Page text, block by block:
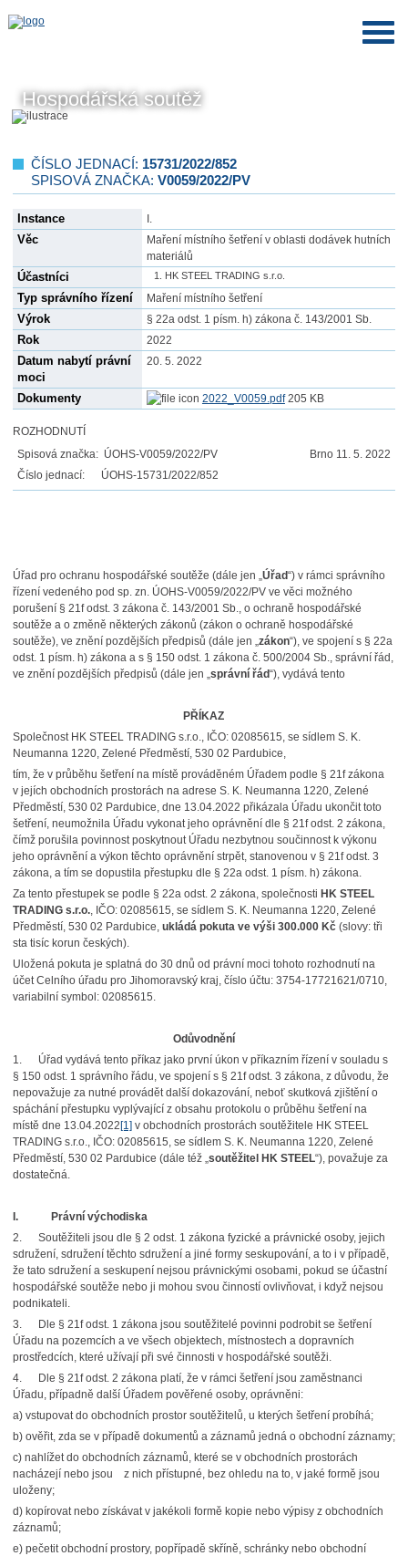
Hospodářská soutěž
ČÍSLO JEDNACÍ: 15731/2022/852
SPISOVÁ ZNAČKA: V0059/2022/PV
Instance I.
Věc
Maření místního šetření v oblasti dodávek hutních
materiálů
Účastníci HK STEEL TRADING s.r.o.
Typ správního řízení Maření místního šetření
Výrok § 22a odst. 1 písm. h) zákona č. 143/2001 Sb.
Rok 2022
Datum nabytí právní
moci
20. 5. 2022
Dokumenty 2022_V0059.pdf205 KB
ROZHODNUTÍ
Spisová značka: ÚOHS-V0059/2022/PV
Číslo jednací: ÚOHS-15731/2022/852
Brno 11. 5. 2022
Úřad pro ochranu hospodářské soutěže (dále jen „Úřad“) v rámci správního
řízení vedeného pod sp. zn. ÚOHS-V0059/2022/PV ve věci možného
porušení § 21f odst. 3 zákona č. 143/2001 Sb., o ochraně hospodářské
soutěže a o změně některých zákonů (zákon o ochraně hospodářské
soutěže), ve znění pozdějších předpisů (dále jen „zákon“), ve spojení s § 22a
odst. 1 písm. h) zákona a s § 150 odst. 1 zákona č. 500/2004 Sb., správní řád,
ve znění pozdějších předpisů (dále jen „správní řád“), vydává tento
PŘÍKAZ
Společnost HK STEEL TRADING s.r.o., IČO: 02085615, se sídlem S. K.
Neumanna 1220, Zelené Předměstí, 530 02 Pardubice,
tím, že v průběhu šetření na místě prováděném Úřadem podle § 21f zákona
v jejích obchodních prostorách na adrese S. K. Neumanna 1220, Zelené
Předměstí, 530 02 Pardubice, dne 13.04.2022 přikázala Úřadu ukončit toto
šetření, neumožnila Úřadu vykonat jeho oprávnění dle § 21f odst. 2 zákona,
čímž porušila povinnost poskytnout Úřadu nezbytnou součinnost k výkonu
jeho oprávnění a výkon těchto oprávnění strpět, stanovenou v § 21f odst. 3
zákona, a tím se dopustila přestupku dle § 22a odst. 1 písm. h) zákona.
Za tento přestupek se podle § 22a odst. 2 zákona, společnosti HK STEEL
TRADING s.r.o., IČO: 02085615, se sídlem S. K. Neumanna 1220, Zelené
Předměstí, 530 02 Pardubice,ukládá pokuta ve výši 300.000 Kč (slovy: tři
sta tisíc korun českých).
Uložená pokuta je splatná do 30 dnů od právní moci tohoto rozhodnutí na
účet Celního úřadu pro Jihomoravský kraj, číslo účtu: 3754-17721621/0710,
variabilní symbol: 02085615.
Odůvodnění
1. Úřad vydává tento příkaz jako první úkon v příkazním řízení v souladu s
§ 150 odst. 1 správního řádu, ve spojení s § 21f odst. 3 zákona, z důvodu, že
nepovažuje za nutné provádět další dokazování, neboť skutková zjištění o
spáchání přestupku vyplývající z obsahu protokolu o průběhu šetření na
místě dne 13.04.2022 [1] v obchodních prostorách soutěžitele HK STEEL
TRADING s.r.o., IČO: 02085615, se sídlem S. K. Neumanna 1220, Zelené
Předměstí, 530 02 Pardubice (dále též „soutěžitel HK STEEL“), považuje za
dostatečná.
I.
Právní východiska
2. Soutěžiteli jsou dle § 2 odst. 1 zákona fyzické a právnické osoby, jejich
sdružení, sdružení těchto sdružení a jiné formy seskupování, a to i v případě,
že tato sdružení a seskupení nejsou právnickými osobami, pokud se účastní
hospodářské soutěže nebo ji mohou svou činností ovlivňovat, i když nejsou
podnikateli.
3. Dle § 21f odst. 1 zákona jsou soutěžitelé povinni podrobit se šetření
Úřadu na pozemcích a ve všech objektech, místnostech a dopravních
prostředcích, které užívají při své činnosti v hospodářské soutěži.
4. Dle § 21f odst. 2 zákona platí, že v rámci šetření jsou zaměstnanci
Úřadu, případně další Úřadem pověřené osoby, oprávněni:
a) vstupovat do obchodních prostor soutěžitelů, u kterých šetření probíhá;
b) ověřit, zda se v případě dokumentů a záznamů jedná o obchodní záznamy;
c) nahlížet do obchodních záznamů, které se v obchodních prostorách
nacházejí nebo jsou z nich přístupné, bez ohledu na to, v jaké formě jsou
uloženy;
d) kopírovat nebo získávat v jakékoli formě kopie nebo výpisy z obchodních
záznamů;
e) pečetit obchodní prostory, popřípadě skříně, schránky nebo obchodní